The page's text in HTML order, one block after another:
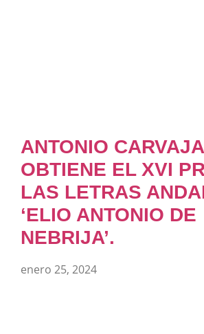
ANTONIO
OBTIENE EL XVI
LAS LETRAS
‘ELIO ANTONIO DE
NEBRIJA’.
enero 25, 2024